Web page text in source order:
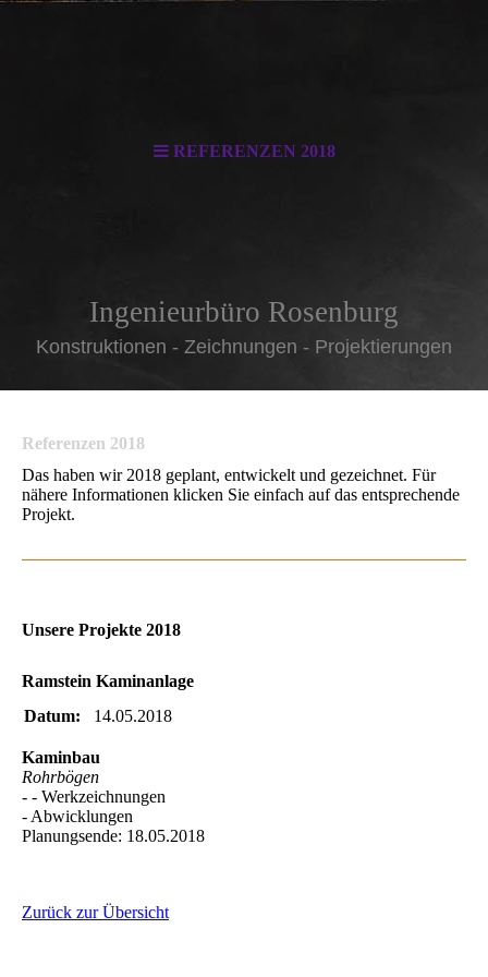
REFERENZEN 2018
Ingenieurbüro Rosenburg
Konstruktionen - Zeichnungen - Projektierungen
Referenzen 2018
Das haben wir 2018 geplant, entwickelt und gezeichnet. Für
nähere Informationen klicken Sie einfach auf das entsprechende
Projekt.
Unsere Projekte 2018
Ramstein Kaminanlage
Datum:
14.05.2018
Kaminbau
Rohrbögen
- - Werkzeichnungen
- Abwicklungen
Planungsende: 18.05.2018
Zurück zur Übersicht